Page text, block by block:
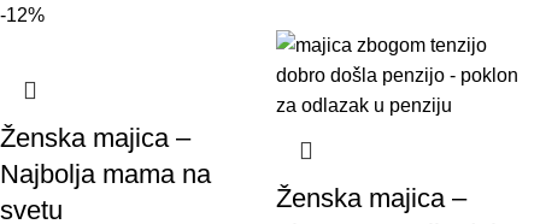
-12%
Ženska majica –
Najbolja mama na
svetu
Ženska majica –